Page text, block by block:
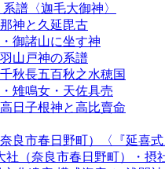
譜〈迦毛大御神〉
神と久延毘古
御諸山に坐す神
山戸神の系譜
秋長五百秋之水穂国
雉鳴女・天佐具売
日子根神と高比賣命
良市春日野町）〈『延喜
社（奈良市春日野町）・摂